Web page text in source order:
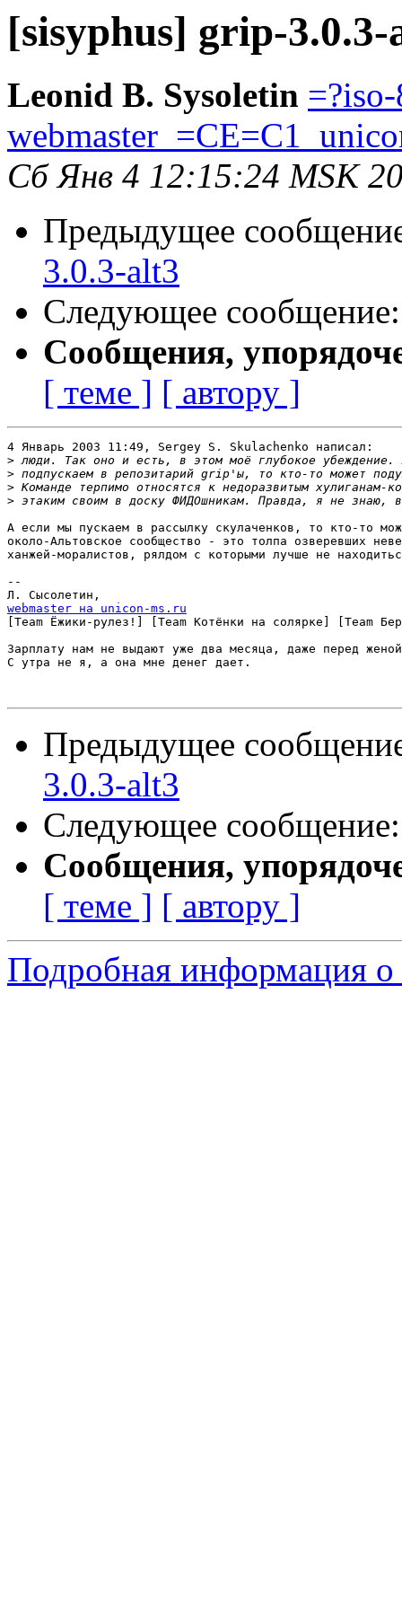
[sisyphus] grip-3.0.3-
Leonid B. Sysoletin
Сб Янв 4 12:15:24 MSK
Предыдущее
3.0.3-alt3
Следующее
Сообщения,
[ теме ] [ автору ]
4 Январь 2003 11:49, Sergey S. Skulachenko написал:
>
>
>
>
А если мы пускаем в рассылку скулаченков, то кто-то
около-Альтовское сообщество - это толпа озверевших
ханжей-моралистов, рялдом с которыми лучше не
--
webmaster на unicon-ms.ru
[Team Ёжики-рулез!] [Team Котёнки на солярке] [Team
Зарплату нам не выдают уже два месяца, даже перед
С утра не я, а она мне денег дает.
Предыдущее
3.0.3-alt3
Следующее
Сообщения,
[ теме ] [ автору ]
Подробная информация о